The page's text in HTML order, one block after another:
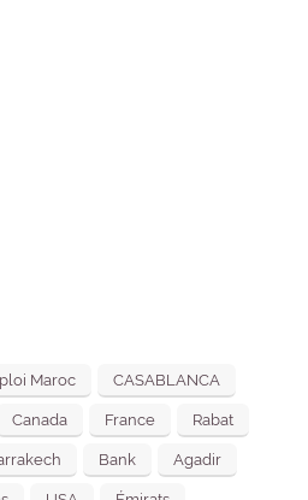
Maroc CASABLANCA
Canada France Rabat
Bank Agadir